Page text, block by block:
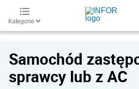
Kategorie
Samochód
sprawcy lub z AC